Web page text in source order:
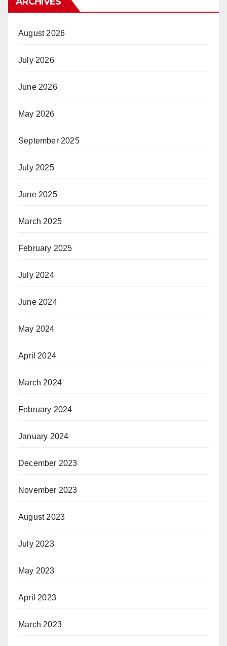
August 2026
July 2026
June 2026
May 2026
September 2025
July 2025
June 2025
March 2025
February 2025
July 2024
June 2024
May 2024
April 2024
March 2024
February 2024
January 2024
December 2023
November 2023
August 2023
July 2023
May 2023
April 2023
March 2023